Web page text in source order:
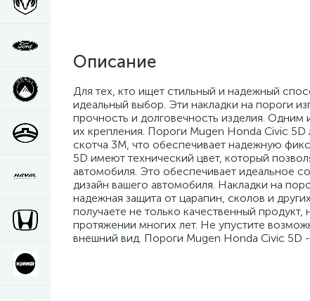
Описание
Для тех, кто ищет стильный и надежный
идеальный выбор. Эти накладки на пороги
прочность и долговечность изделия.
их крепления. Пороги Mugen Honda Civic
скотча 3М, что обеспечивает надежную
5D имеют технический цвет, который
автомобиля. Это обеспечивает идеальное
дизайн вашего автомобиля. Накладки на
надежная защита от царапин, сколов и
получаете не только качественный
протяжении многих лет. Не упустите
внешний вид. Пороги Mugen Honda Civic 5D